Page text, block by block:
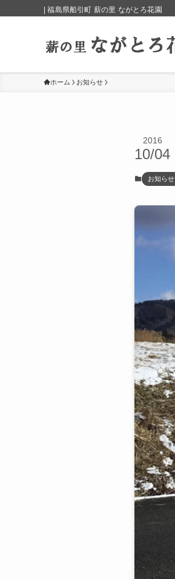
| 福島県船引町 薪の里 ながとろ花園
ホーム お知らせ
2016
10/04
お知らせ